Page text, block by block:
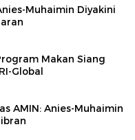
Muhaimin Diyakini
Makan Siang
Global
AMIN: Anies-Muhaimin